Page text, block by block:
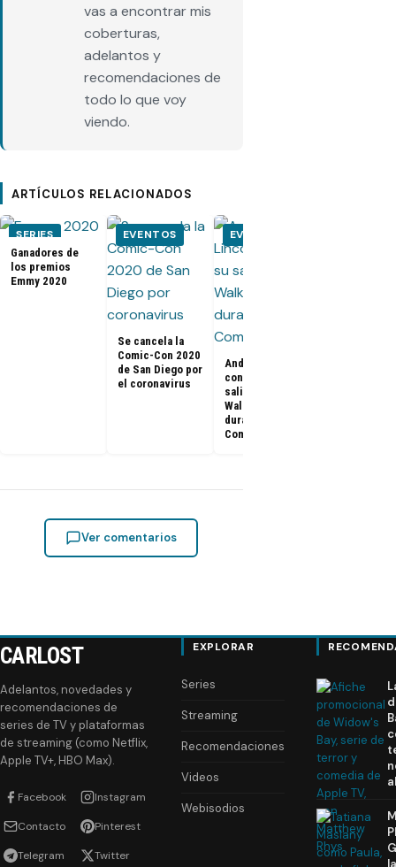
vas a encontrar mis
coberturas,
adelantos y
recomendaciones de
todo lo que voy
viendo.
ARTÍCULOS RELACIONADOS
SERIES
Ganadores de
los premios
Emmy 2020
EVENTOS
Se cancela la
Comic-Con 2020
de San Diego por
el coronavirus
EVENTOS
Andrew Lincoln
confirma su
salida de The
Walking Dead
durante la
Comic-Con
Ver comentarios
CARLOST
Adelantos, novedades y
recomendaciones de
series de TV y plataformas
de streaming (como Netflix,
Apple TV+, HBO Max).
Facebook Instagram
Contacto Pinterest
Telegram Twitter
EXPLORAR
Series
Streaming
Recomendaciones
Videos
Webisodios